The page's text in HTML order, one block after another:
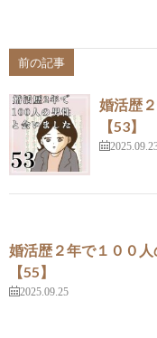
前の記事
婚活歴
【53】
婚活歴２年で１００
【55】
2025.09.25